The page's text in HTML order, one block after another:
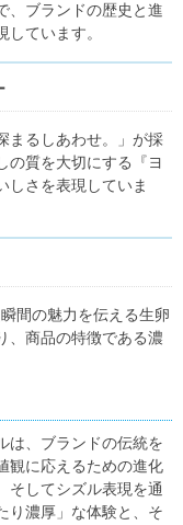
、ブランドの歴史と進
ています。
まるしあわせ。」が採
の質を大切にする『ヨ
しさを表現していま
間の魅力を伝える生卵
、商品の特徴である濃
は、ブランドの伝統を
観に応えるための進化
そしてシズル表現を通
り濃厚」な体験と、そ